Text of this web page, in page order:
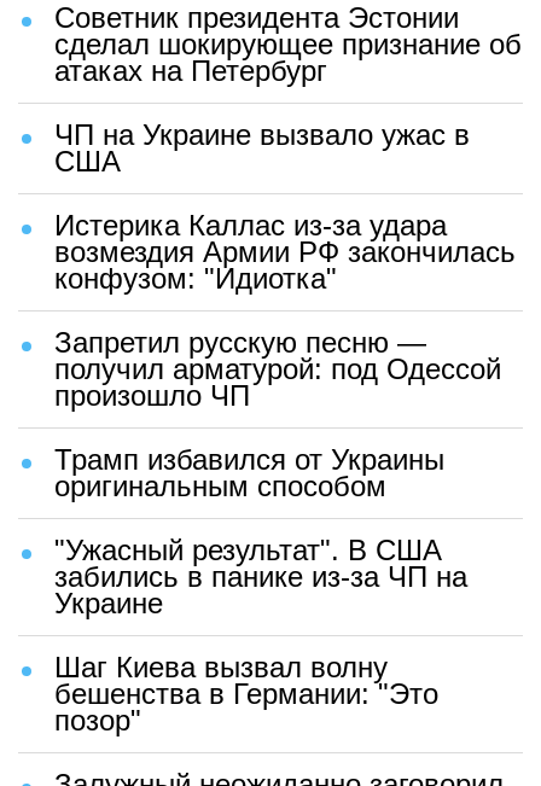
Советник президента Эстонии
сделал шокирующее признание об
атаках на Петербург
ЧП на Украине вызвало ужас в
США
Истерика Каллас из-за удара
возмездия Армии РФ закончилась
конфузом: "Идиотка"
Запретил русскую песню —
получил арматурой: под Одессой
произошло ЧП
Трамп избавился от Украины
оригинальным способом
"Ужасный результат". В США
забились в панике из-за ЧП на
Украине
Шаг Киева вызвал волну
бешенства в Германии: "Это
позор"